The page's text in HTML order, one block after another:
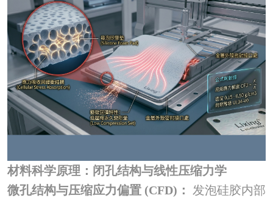
材料科学原理：闭孔结构与线性压缩力学
微孔结构与压缩应力偏置 (CFD)：
发泡硅胶内部